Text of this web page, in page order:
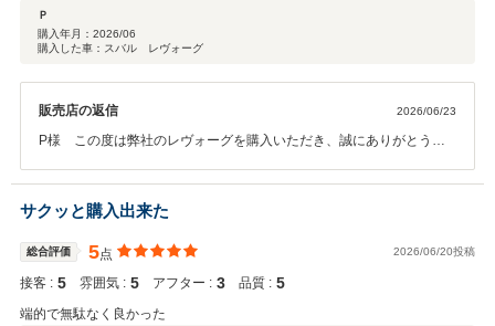
てよかったです。本日納車でしたが、来店から納車までの流れがスムーズで
車の品質もとてもよかったです。 車については走り・実用性・安全性のバラ
ンスが非常に良く、「運転が好きだけど普段使いも妥協したくない」という
Ｐ
購入年月： 2026/06
購入した車：スバル レヴォーグ
販売店の返信 2026/06/23
P様 この度は弊社のレヴォーグを購入いただき、誠にありがとうご
担当の私もスバル車を乗っておりますので、お話しやすく、ご納得い
ただけ、憧れのレヴォーグをお届けできてなによりでございます♪弊社
につきましてもお褒めの言葉いただき、スタッフ一同、大変励みにな
ります☆ぜひ、たくさんドライブをして、たくさんの思い出を作って
くださいませ^^ありがとうございました☆
サクッと購入出来た
総合評価 5点 2026/06/20投稿
接客 : 5 雰囲気 : 5 アフター : 3 品質 : 5
端的で無駄なく良かった